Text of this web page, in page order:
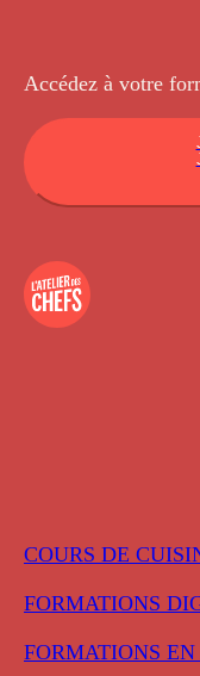
COURS DE
FORMATIONS
FORMATIONS
Accédez à votre